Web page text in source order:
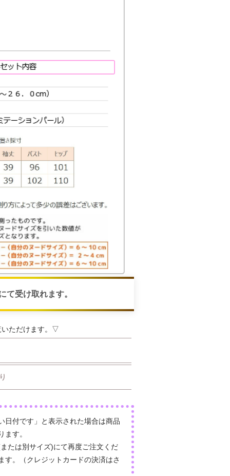
て受け取れます。
ただけます。▽
日付です」と表示された場合は商品
ます。
たは別サイズ)にて再度ご注文くだ
す。（クレジットカードの決済はさ